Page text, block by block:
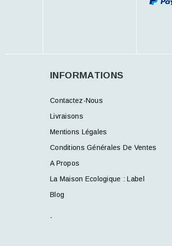
INFORMATIONS
Contactez-Nous
Livraisons
Mentions Légales
Conditions Générales De Ventes
A Propos
La Maison Ecologique : Label
Blog
.